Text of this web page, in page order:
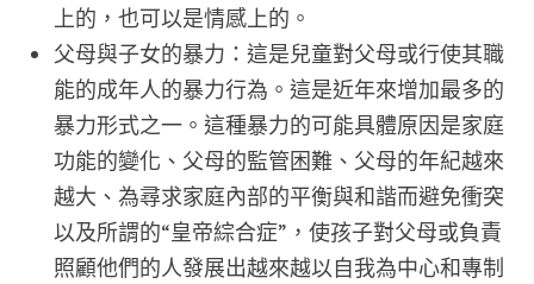
上的，也可以是情感上的。
父母與子女的暴力：這是兒童對父母或行使其職
能的成年人的暴力行為。這是近年來增加最多的
暴力形式之一。這種暴力的可能具體原因是家庭
功能的變化、父母的監管困難、父母的年紀越來
越大、為尋求家庭內部的平衡與和諧而避免衝突
以及所謂的“皇帝綜合症”，使孩子對父母或負責
照顧他們的人發展出越來越以自我為中心和專制